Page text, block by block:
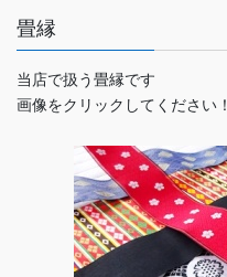
畳縁
当店で扱う畳縁です
画像をクリックしてください！